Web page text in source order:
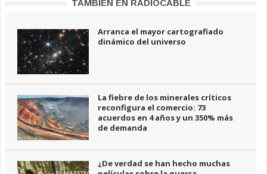
TAMBIÉN EN RADIOCABLE
Arranca el mayor cartografiado
dinámico del universo
La fiebre de los minerales críticos
reconfigura el comercio: 73
acuerdos en 4 años y un 350% más
de demanda
¿De verdad se han hecho muchas